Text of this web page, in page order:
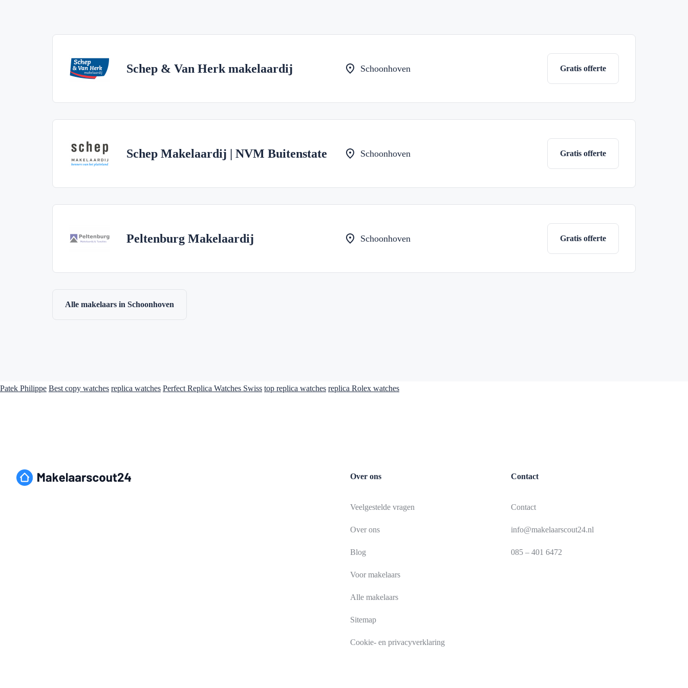
Schep & Van Herk makelaardij Schoonhoven Gratis offerte
Schep Makelaardij | NVM Buitenstate Schoonhoven Gratis offerte
Peltenburg Makelaardij Schoonhoven Gratis offerte
Alle makelaars in Schoonhoven
Patek Philippe Best copy watches replica watches Perfect Replica Watches Swiss top replica watches replica Rolex watches
Over ons
Veelgestelde vragen
Over ons
Blog
Voor makelaars
Alle makelaars
Sitemap
Cookie- en privacyverklaring
Contact
Contact
info@makelaarscout24.nl
085 – 401 6472